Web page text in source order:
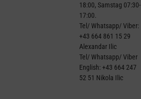
18:00, Samstag 07:30-
17:00.
Tel/ Whatsapp/ Viber:
+43 664 861 15 29
Alexandar Ilic
Tel/ Whatsapp/ Viber
English: +43 664 247
52 51 Nikola Ilic